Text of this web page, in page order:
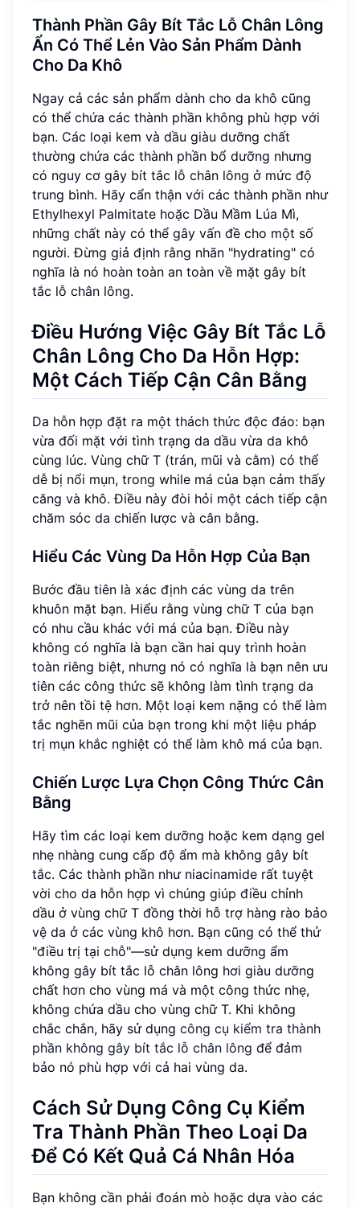
Thành Phần Gây Bít Tắc Lỗ Chân Lông
Ẩn Có Thể Lẻn Vào Sản Phẩm Dành
Cho Da Khô
Ngay cả các sản phẩm dành cho da khô cũng
có thể chứa các thành phần không phù hợp với
bạn. Các loại kem và dầu giàu dưỡng chất
thường chứa các thành phần bổ dưỡng nhưng
có nguy cơ gây bít tắc lỗ chân lông ở mức độ
trung bình. Hãy cẩn thận với các thành phần như
Ethylhexyl Palmitate hoặc Dầu Mầm Lúa Mì,
những chất này có thể gây vấn đề cho một số
người. Đừng giả định rằng nhãn "hydrating" có
nghĩa là nó hoàn toàn an toàn về mặt gây bít
tắc lỗ chân lông.
Điều Hướng Việc Gây Bít Tắc Lỗ
Chân Lông Cho Da Hỗn Hợp:
Một Cách Tiếp Cận Cân Bằng
Da hỗn hợp đặt ra một thách thức độc đáo: bạn
vừa đối mặt với tình trạng da dầu vừa da khô
cùng lúc. Vùng chữ T (trán, mũi và cằm) có thể
dễ bị nổi mụn, trong while má của bạn cảm thấy
căng và khô. Điều này đòi hỏi một cách tiếp cận
chăm sóc da chiến lược và cân bằng.
Hiểu Các Vùng Da Hỗn Hợp Của Bạn
Bước đầu tiên là xác định các vùng da trên
khuôn mặt bạn. Hiểu rằng vùng chữ T của bạn
có nhu cầu khác với má của bạn. Điều này
không có nghĩa là bạn cần hai quy trình hoàn
toàn riêng biệt, nhưng nó có nghĩa là bạn nên ưu
tiên các công thức sẽ không làm tình trạng da
trở nên tồi tệ hơn. Một loại kem nặng có thể làm
tắc nghẽn mũi của bạn trong khi một liệu pháp
trị mụn khắc nghiệt có thể làm khô má của bạn.
Chiến Lược Lựa Chọn Công Thức Cân
Bằng
Hãy tìm các loại kem dưỡng hoặc kem dạng gel
nhẹ nhàng cung cấp độ ẩm mà không gây bít
tắc. Các thành phần như niacinamide rất tuyệt
vời cho da hỗn hợp vì chúng giúp điều chỉnh
dầu ở vùng chữ T đồng thời hỗ trợ hàng rào bảo
vệ da ở các vùng khô hơn. Bạn cũng có thể thử
"điều trị tại chỗ"—sử dụng kem dưỡng ẩm
không gây bít tắc lỗ chân lông hơi giàu dưỡng
chất hơn cho vùng má và một công thức nhẹ,
không chứa dầu cho vùng chữ T. Khi không
chắc chắn, hãy sử dụng công cụ kiểm tra thành
phần không gây bít tắc lỗ chân lông để đảm
bảo nó phù hợp với cả hai vùng da.
Cách Sử Dụng Công Cụ Kiểm
Tra Thành Phần Theo Loại Da
Để Có Kết Quả Cá Nhân Hóa
Bạn không cần phải đoán mò hoặc dựa vào các